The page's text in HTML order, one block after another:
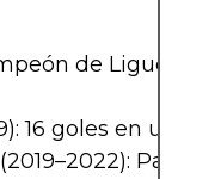
de Ligue 1,
16 goles en una